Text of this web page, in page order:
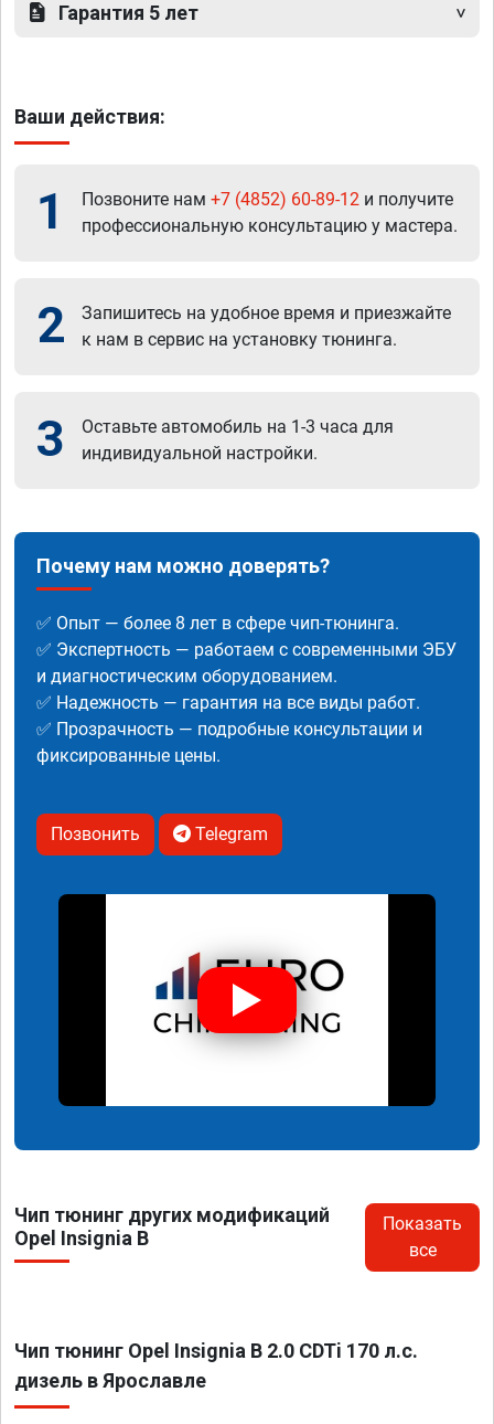
Гарантия 5 лет
Ваши действия:
1 Позвоните нам +7 (4852) 60-89-12 и получите
профессиональную консультацию у мастера.
2
Запишитесь на удобное время и приезжайте
к нам в сервис на установку тюнинга.
3
Оставьте автомобиль на 1-3 часа для
индивидуальной настройки.
Почему нам можно доверять?
✅ Опыт — более 8 лет в сфере чип-тюнинга.
✅ Экспертность — работаем с современными ЭБУ
и диагностическим оборудованием.
✅ Надежность — гарантия на все виды работ.
✅ Прозрачность — подробные консультации и
фиксированные цены.
Позвонить Telegram
Чип тюнинг других модификаций
Opel Insignia B
Показать
все
Чип тюнинг Opel Insignia B 2.0 CDTi 170 л.с.
дизель в Ярославле